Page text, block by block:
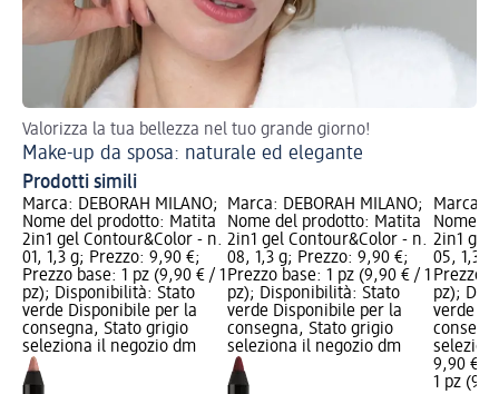
Valorizza la tua bellezza nel tuo grande giorno!
Make-up da sposa: naturale ed elegante
Prodotti simili
Marca: DEBORAH MILANO;
Nome del prodotto: Matita
2in1 gel Contour&Color - n.
01, 1,3 g; Prezzo: 9,90 €;
Prezzo base: 1 pz (9,90 € / 1
pz); Disponibilità: Stato
verde Disponibile per la
consegna, Stato grigio
seleziona il negozio dm
Marca: DEBORAH MILANO;
Nome del prodotto: Matita
2in1 gel Contour&Color - n.
08, 1,3 g; Prezzo: 9,90 €;
Prezzo base: 1 pz (9,90 € / 1
pz); Disponibilità: Stato
verde Disponibile per la
consegna, Stato grigio
seleziona il negozio dm
Marca:
Nome
2in1 gel
05, 1,3
Prezzo
pz);
verde
9,90 €
1 pz